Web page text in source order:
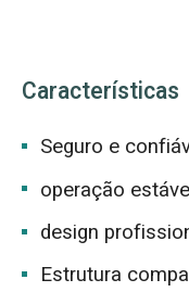
Características
Seguro e
operação
design
Estrutura